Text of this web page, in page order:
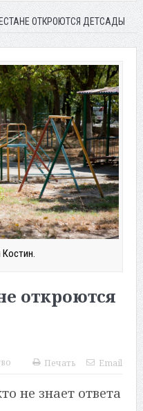
ОТКРОЮТСЯ ДЕТСАДЫ
откроются
Печать Email
не знает ответа